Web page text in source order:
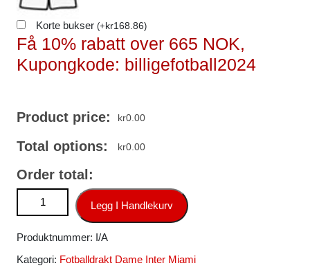
Korte bukser (+kr168.86)
Få 10% rabatt over 665 NOK,
Kupongkode: billigefotball2024
Product price: kr0.00
Total options: kr0.00
Order total:
Inter Miami Hjemmedrakt Dame 2025-26 Fotballdrakt med
eget navn antall
Legg I Handlekurv
Produktnummer: I/A
Kategori: Fotballdrakt Dame Inter Miami